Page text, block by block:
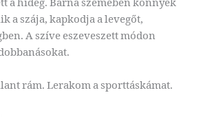
a szája, kapkodja a levegőt,
A szíve eszeveszett módon
rám. Lerakom a sporttáskámat.